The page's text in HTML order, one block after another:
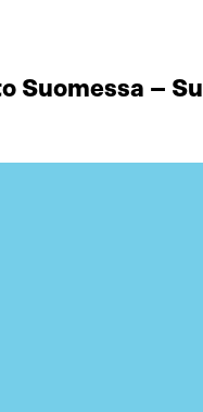
Suomessa –